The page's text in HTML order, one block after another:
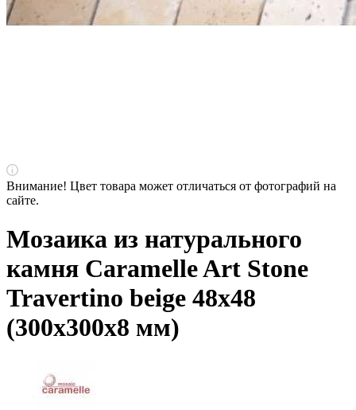
Внимание! Цвет товара может отличаться от фотографий на
сайте.
Мозаика из натурального
камня Caramelle Art Stone
Travertino beige 48х48
(300х300х8 мм)